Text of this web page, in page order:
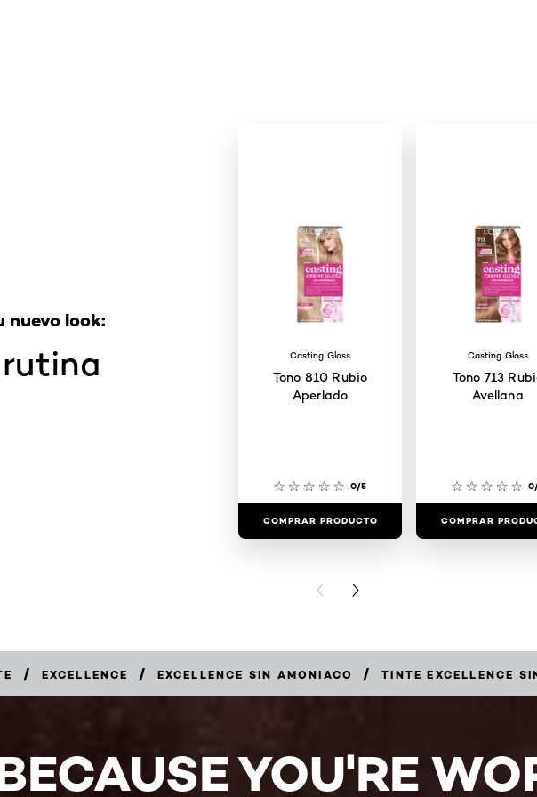
nuevo look:
Casting Gloss
Tono 810 Rubio
Aperlado
0/5
COMPRAR PRODUCTO
Casting Gloss
Tono 713
Avellana
COMPRAR
PREVIOUS CARD
NEXT CARD
/ EXCELLENCE / EXCELLENCE SIN AMONIACO / TINTE EXCELLENCE
YOU'RE